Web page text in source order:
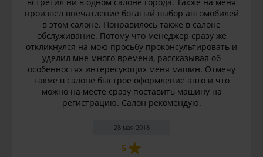
произвел впечатление богатый выбор автомобилей
в этом салоне. Понравилось также в салоне
обслуживание. Потому что менеджер сразу же
откликнулся на мою просьбу проконсультировать и
уделил мне много времени, рассказывая об
особенностях интересующих меня машин. Отмечу
также в салоне быстрое оформление авто и что
можно на месте сразу поставить машину на
регистрацию. Салон рекомендую.
28 мая 2018
5